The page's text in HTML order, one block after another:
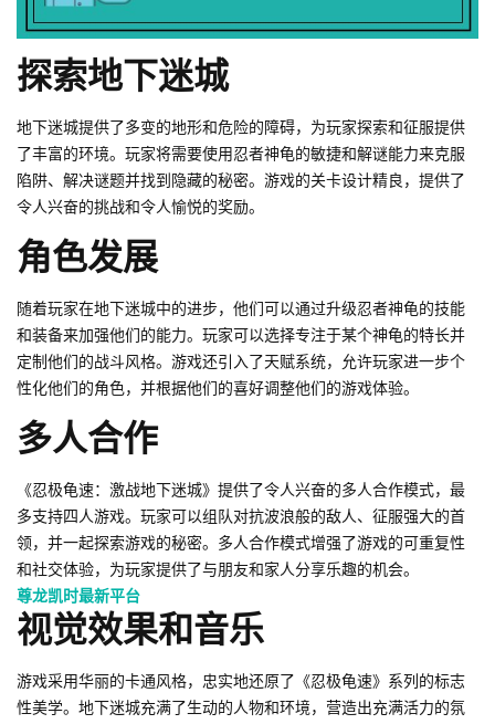
探索地下迷城
地下迷城提供了多变的地形和危险的障碍，为玩家探索和征服提供
了丰富的环境。玩家将需要使用忍者神龟的敏捷和解谜能力来克服
陷阱、解决谜题并找到隐藏的秘密。游戏的关卡设计精良，提供了
令人兴奋的挑战和令人愉悦的奖励。
角色发展
随着玩家在地下迷城中的进步，他们可以通过升级忍者神龟的技能
和装备来加强他们的能力。玩家可以选择专注于某个神龟的特长并
定制他们的战斗风格。游戏还引入了天赋系统，允许玩家进一步个
性化他们的角色，并根据他们的喜好调整他们的游戏体验。
多人合作
《忍极龟速：激战地下迷城》提供了令人兴奋的多人合作模式，最
多支持四人游戏。玩家可以组队对抗波浪般的敌人、征服强大的首
领，并一起探索游戏的秘密。多人合作模式增强了游戏的可重复性
和社交体验，为玩家提供了与朋友和家人分享乐趣的机会。
尊龙凯时最新平台
视觉效果和音乐
游戏采用华丽的卡通风格，忠实地还原了《忍极龟速》系列的标志
性美学。地下迷城充满了生动的人物和环境，营造出充满活力的氛